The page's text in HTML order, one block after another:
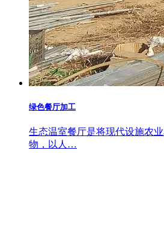
绿色餐厅加工
生态温室餐厅是将现代设施农
物，以人…